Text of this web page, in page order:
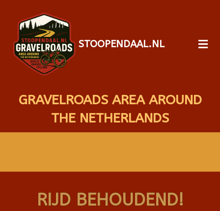
STOOPENDAAL.NL
GRAVELROADS AREA AROUND
THE NETHERLANDS
RIJD BEHOUDEND!